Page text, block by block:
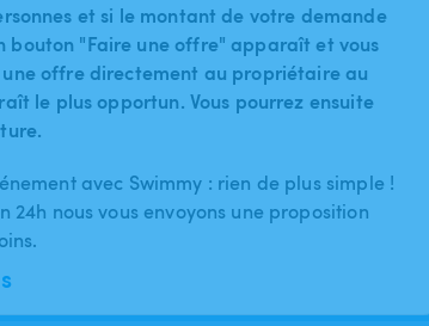
et si le montant de votre demande
bouton "Faire une offre" apparaît et vous
offre directement au propriétaire au
le plus opportun. Vous pourrez ensuite
avec Swimmy : rien de plus simple !
24h nous vous envoyons une proposition